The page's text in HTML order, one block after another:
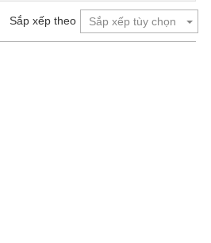
Sắp xếp theo